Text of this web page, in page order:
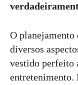
O planejamento
diversos
vestido perfeito
entretenimento.